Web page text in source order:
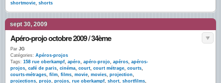
shortmovie, shorts
sept 30, 2009
Apéro-projo octobre 2009 / 34ème
Par JG
Catégories: Apéros-projos
Tags: 158 rue oberkampf, apéro, apéro-projo, apéros, apéros-
projos, café de paris, cinéma, court, court métrage, courts,
courts-métrages, film, films, movie, movies, projection,
projections, projo, projos, rue oberkampf, short, shortfilms,